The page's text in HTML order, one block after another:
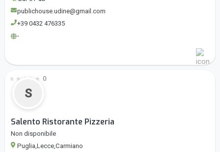
publichouse.udine@gmail.com
+39 0432 476335
-
S
★ ★ ★ ★ ★ 0
Salento Ristorante Pizzeria
Non disponibile
Puglia,Lecce,Carmiano